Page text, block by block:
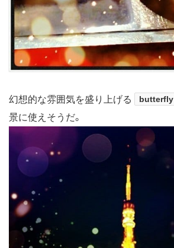
幻想的な雰囲気を盛り上げる butterfly
景に使えそうだ。